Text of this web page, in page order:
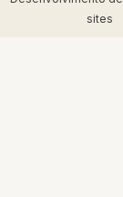
sites